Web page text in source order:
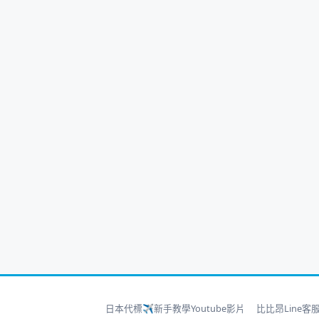
日本代標✈新手教學Youtube影片 比比昂Line客